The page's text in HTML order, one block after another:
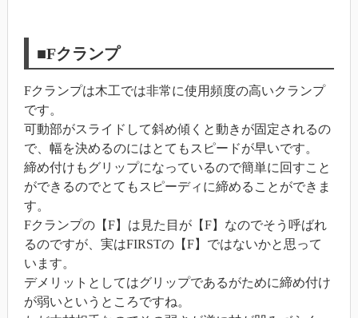
■Fクランプ
Fクランプは木工では非常に使用頻度の高いクランプ
です。
可動部がスライドして斜め傾くと動きが固定されるの
で、幅を決めるのにはとてもスピードが早いです。
締め付けもグリップになっているので簡単に回すこと
ができるのでとてもスピーディに締めることができま
す。
Fクランプの【F】は見た目が【F】なのでそう呼ばれ
るのですが、実はFIRSTの【F】ではないかと思って
います。
デメリットとしてはグリップであるがために締め付け
が弱いというところですね。